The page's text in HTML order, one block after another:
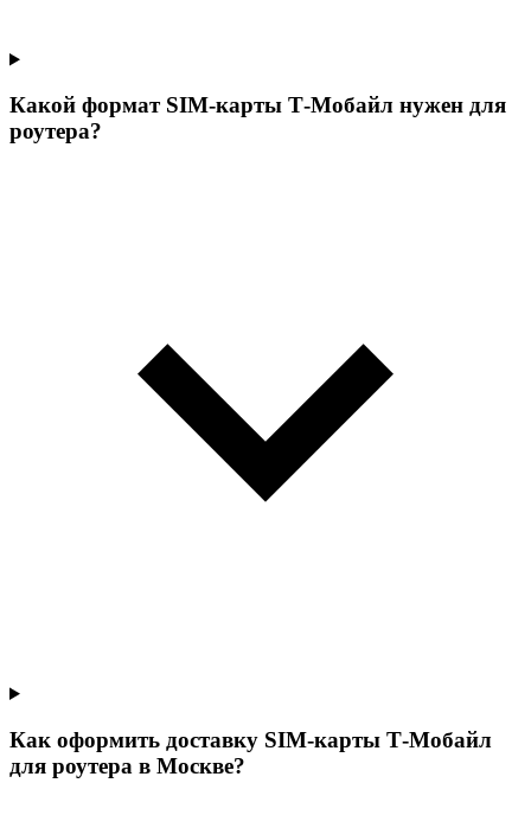
Какой формат SIM-карты Т‑Мобайл нужен для
роутера?
Как оформить доставку SIM-карты Т‑Мобайл
для роутера в Москве?